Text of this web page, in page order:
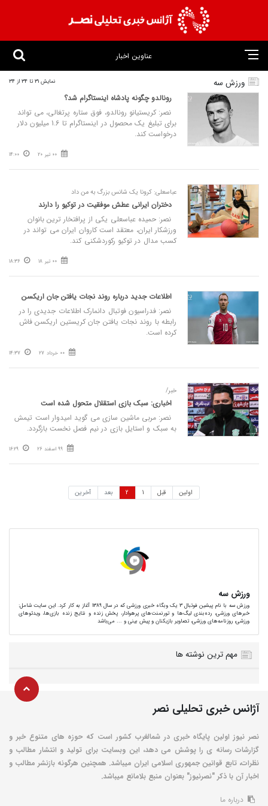
عناوین اخبار
ورزش سه نمایش 31 تا 34 از 34
رونالدو چگونه پادشاه اینستاگرام شد؟
نصر: کریستیانو رونالدو، فوق ستاره پرتغالی، می تواند
برای تبلیغ یک محصول در اینستاگرام تا 1.6 میلیون دلار
درخواست کند.
00 تیر 20 14:00
عباسعلی: کرونا یک شانس بزرگ به من داد
دختران ایرانی عطش موفقیت در توکیو را دارند
نصر: حمیده عباسعلی یکی از پرافتخار ترین بانوان
ورزشکار ایران، معتقد است کاروان ایران می تواند در
کسب مدال در توکیو رکوردشکنی کند.
00 تیر 18 18:36
اطلاعات جدید درباره روند نجات یافتن جان اریکسن
نصر: فدراسیون فوتبال دانمارک اطلاعات جدیدی را در
رابطه با روند نجات یافتن جان کریستین اریکسن فاش
کرده است.
00 خرداد 27 14:37
خبر/
اخباری: سبک بازی استقلال متحول شده است
نصر: مربی ماشین سازی می گوید امیدوار است تیمش
به سبک و استایل بازی در نیم فصل نخست بازگردد.
99 اسفند 26 16:29
اولین قبل 1
2 بعد آخرین
ورزش سه
ورزش سه با نام پیشین فوتبال 3 یک وبگاه خبری ورزشی که در سال 1389 آغاز به کار کرد. این سایت شامل:
خبرهای ورزشی، رده‌بندی لیگ‌ها و تورنمنت‌های پرهوادار، پخش زنده و نتایج زنده بازی‌ها، ویدئوهای
ورزشی، روزنامه‌های ورزشی، تصاویر بازیکنان و پیش بینی و ... می‌باشد
مهم ترین نوشته ها
آژانس خبری تحلیلی نصر
نصر نیوز اولین پایگاه خبری در شمالغرب کشور است که حوزه های متنوع خبر و
گزارشات رسانه ی را پوشش می دهد، این وبسایت برای تولید و انتشار مطالب و
نظرات، تابع قوانین جمهوری اسلامی ایران میباشد. همچنین هرگونه بازنشر مطالب و
اخبار آن با ذکر "نصرنیوز" بعنوان منبع بلامانع میباشد.
درباره ما